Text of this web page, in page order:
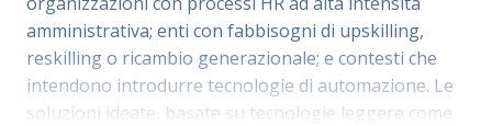
ingresso dei neoassunti, supporta il personale nei
momenti di transizione e valorizza l’esperienza del
personale più senior, fondamentale per la continuità
operativa e la trasmissione delle competenze.
amministrativa; enti con fabbisogni di upskilling,
reskilling o ricambio generazionale; e contesti che
intendono introdurre tecnologie di automazione. Le
soluzioni ideate, basate su tecnologie leggere come